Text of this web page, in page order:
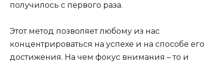
получилось с первого раза.
Этот метод позволяет любому из нас
концентрироваться на успехе и на способе его
достижения. На чем фокус внимания – то и